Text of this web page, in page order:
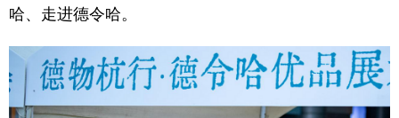
哈、走进德令哈。